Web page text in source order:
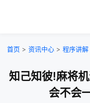
首页 > 资讯中心 > 程序讲解
知己知彼!麻将
会不会